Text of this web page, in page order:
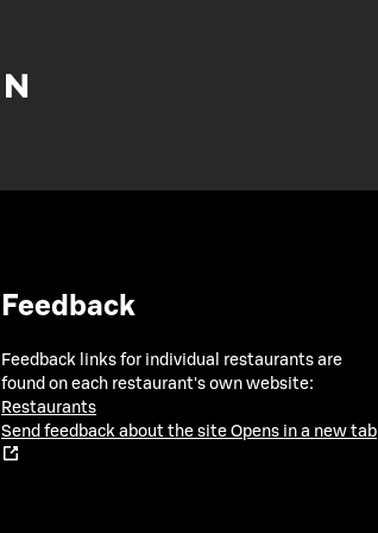
Feedback
Feedback links for individual restaurants are
found on each restaurant's own website:
Restaurants
Send feedback about the site Opens in a new tab